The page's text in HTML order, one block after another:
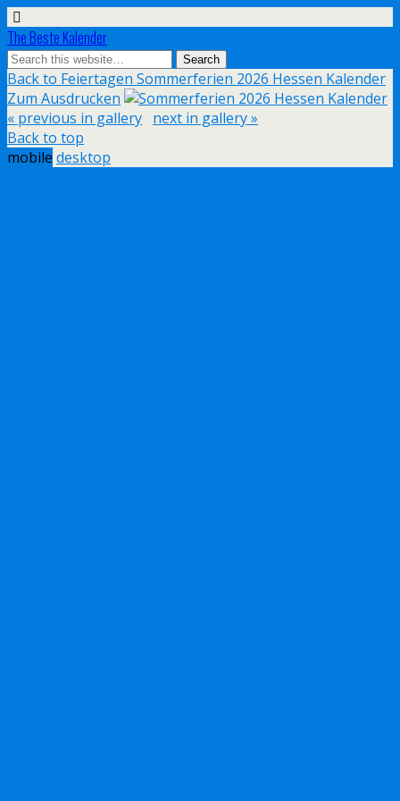
The Beste Kalender
Back to Feiertagen Sommerferien 2026 Hessen Kalender
Zum Ausdrucken
« previous in gallery next in gallery »
Back to top
mobile desktop